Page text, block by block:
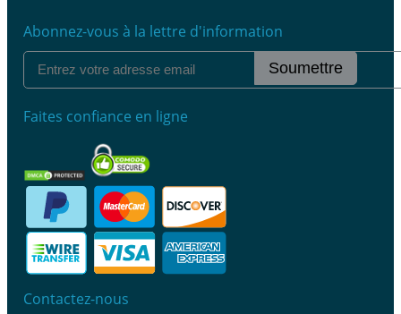
Abonnez-vous à la lettre d'information
Soumettre
Faites confiance en ligne
Contactez-nous